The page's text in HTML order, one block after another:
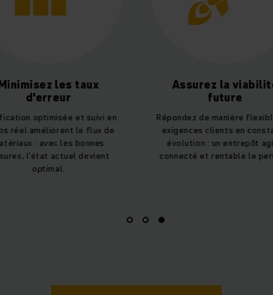
les taux
et suivi en
le flux de
les bonnes
actuel devient
Assurez la viabilité
Répondez de manière flexible aux
exigences clients en constante
évolution : un entrepôt agile,
connecté et rentable le permet.